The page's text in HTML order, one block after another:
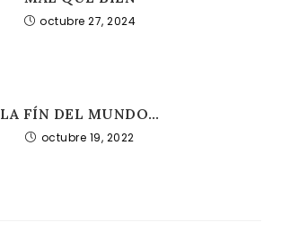
octubre 27, 2024
LA FÍN DEL MUNDO…
octubre 19, 2022